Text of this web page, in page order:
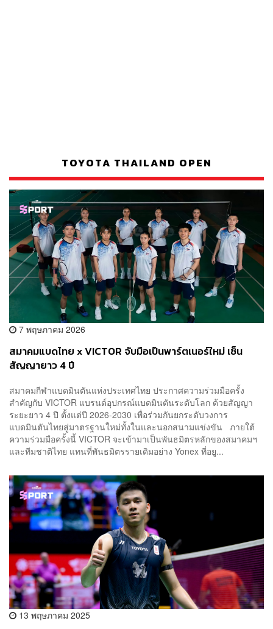
TOYOTA THAILAND OPEN
7 พฤษภาคม 2026
สมาคมแบดไทย x VICTOR จับมือเป็นพาร์ตเนอร์ใหม่ เซ็น
สัญญายาว 4 ปี
สมาคมกีฬาแบดมินตันแห่งประเทศไทย ประกาศความร่วมมือครั้ง
สำคัญกับ VICTOR แบรนด์อุปกรณ์แบดมินตันระดับโลก ด้วยสัญญา
ระยะยาว 4 ปี ตั้งแต่ปี 2026-2030 เพื่อร่วมกันยกระดับวงการ
แบดมินตันไทยสู่มาตรฐานใหม่ทั้งในและนอกสนามแข่งขัน ภายใต้
ความร่วมมือครั้งนี้ VICTOR จะเข้ามาเป็นพันธมิตรหลักของสมาคมฯ
และทีมชาติไทย แทนที่พันธมิตรรายเดิมอย่าง Yonex ที่อยู...
13 พฤษภาคม 2025